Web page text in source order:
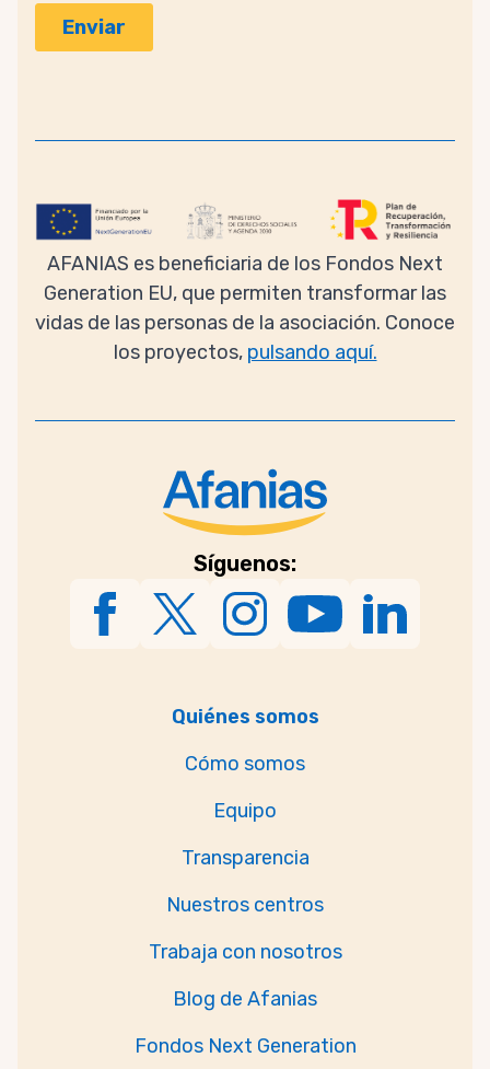
AFANIAS es beneficiaria de los Fondos Next
Generation EU, que permiten transformar las
vidas de las personas de la asociación. Conoce
los proyectos, pulsando aquí.
Síguenos:
Quiénes somos
Cómo somos
Equipo
Transparencia
Nuestros centros
Trabaja con nosotros
Blog de Afanias
Fondos Next Generation